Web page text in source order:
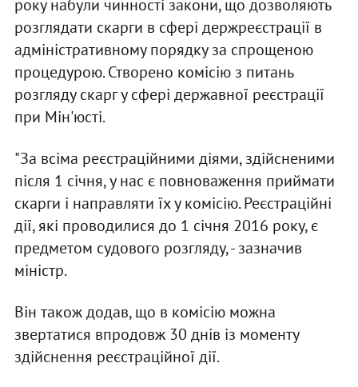
року набули чинності закони, що дозволяють
розглядати скарги в сфері держреєстрації в
адміністративному порядку за спрощеною
процедурою. Створено комісію з питань
розгляду скарг у сфері державної реєстрації
при Мін'юсті.
"За всіма реєстраційними діями, здійсненими
після 1 січня, у нас є повноваження приймати
скарги і направляти їх у комісію. Реєстраційні
дії, які проводилися до 1 січня 2016 року, є
предметом судового розгляду, - зазначив
міністр.
Він також додав, що в комісію можна
звертатися впродовж 30 днів із моменту
здійснення реєстраційної дії.